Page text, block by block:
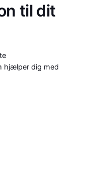
til dit
hjælper dig med